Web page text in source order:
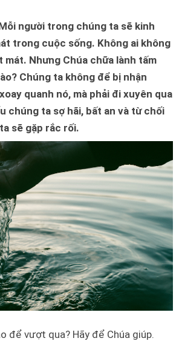
người trong chúng ta sẽ kinh
trong cuộc sống. Không ai không
mát. Nhưng Chúa chữa lành tấm
Chúng ta không để bị nhận
quanh nó, mà phải đi xuyên qua
chúng ta sợ hãi, bất an và từ chối
sẽ gặp rắc rối.
để vượt qua? Hãy để Chúa giúp.